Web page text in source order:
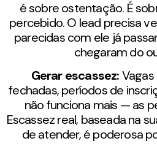
é sobre ostentação. É
percebido. O lead precisa
parecidas com ele já
chegaram do
Gerar escassez:
fechadas, períodos de
não funciona mais — as
Escassez real, baseada na
de atender, é poderosa